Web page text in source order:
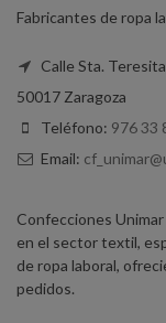
Fabricantes de ropa
Calle Sta.
50017 Zaragoza
Teléfono: 976 33
Email:
Confecciones
en el sector textil,
de ropa laboral,
pedidos.